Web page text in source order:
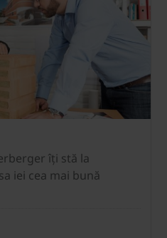
îți stă la
iei cea mai bună